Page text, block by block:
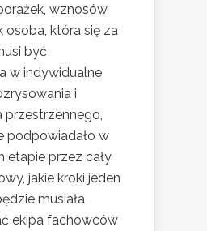
wznosów
osoba, która się za
być
w indywidualne
i
przestrzennego,
podpowiadało w
etapie przez cały
jakie kroki jeden
musiała
ekipa fachowców